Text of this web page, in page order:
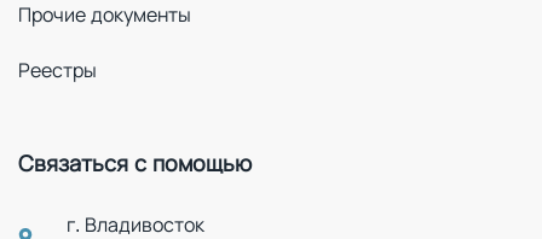
Прочие документы
Реестры
Связаться с помощью
г. Владивосток